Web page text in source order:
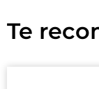
Te